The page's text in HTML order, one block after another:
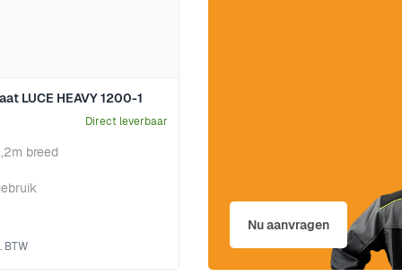
LUCE HEAVY 1200-1
Direct leverbaar
breed
Nu aanvragen